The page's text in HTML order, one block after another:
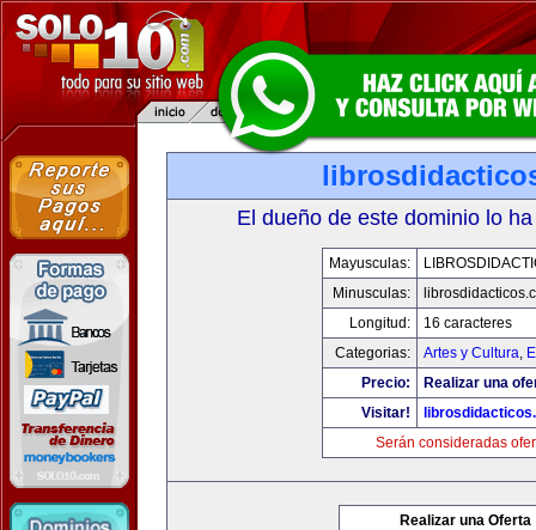
El dueño de este dominio lo
Mayusculas:
Minusculas:
Longitud:
16 caracteres
Categorias:
Artes y Cultura,
Precio:
Realizar una
Visitar!
Serán consideradas
Realizar una Oferta